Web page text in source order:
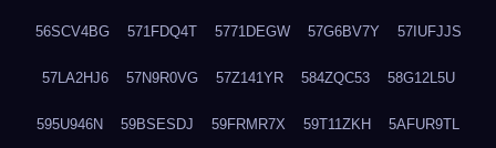
56SCV4BG 571FDQ4T 5771DEGW 57G6BV7Y 57IUFJJS
57LA2HJ6 57N9R0VG 57Z141YR 584ZQC53 58G12L5U
595U946N 59BSESDJ 59FRMR7X 59T11ZKH 5AFUR9TL